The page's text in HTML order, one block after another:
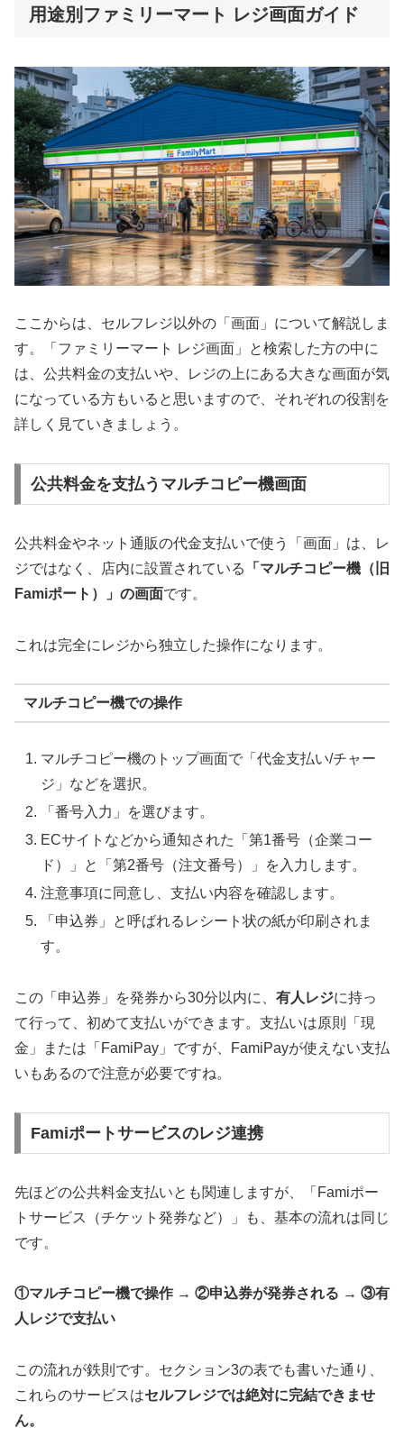
用途別ファミリーマート レジ画面ガイド
ここからは、セルフレジ以外の「画面」について解説しま
す。「ファミリーマート レジ画面」と検索した方の中に
は、公共料金の支払いや、レジの上にある大きな画面が気
になっている方もいると思いますので、それぞれの役割を
詳しく見ていきましょう。
公共料金を支払うマルチコピー機画面
公共料金やネット通販の代金支払いで使う「画面」は、レ
ジではなく、店内に設置されている
「マルチコピー機（旧
Famiポート）」の画面です。
これは完全にレジから独立した操作になります。
マルチコピー機での操作
マルチコピー機のトップ画面で「代金支払い/チャー
ジ」などを選択。
「番号入力」を選びます。
ECサイトなどから通知された「第1番号（企業コー
ド）」と「第2番号（注文番号）」を入力します。
注意事項に同意し、支払い内容を確認します。
「申込券」と呼ばれるレシート状の紙が印刷されま
す。
この「申込券」を発券から30分以内に、 有人レジに持っ
て行って
、初めて支払いができます。支払いは原則「現
金」または「FamiPay」ですが、FamiPayが使えない支払
いもあるので注意が必要ですね。
Famiポートサービスのレジ連携
先ほどの公共料金支払いとも関連しますが、「Famiポー
トサービス（チケット発券など）」も、基本の流れは同じ
です。
①マルチコピー機で操作 → ②申込券が発券される → ③有
人レジで支払い
この流れが鉄則です。セクション3の表でも書いた通り、
これらのサービスはセルフレジでは絶対に完結できませ
ん。